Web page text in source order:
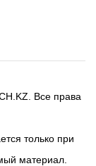
Все права
только при
материал.